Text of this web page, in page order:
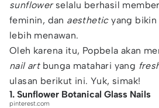
sunflowerselalu berhasil
feminin, dan aestheticyang bikin
lebih menawan.
Oleh karena itu, Popbela akan
nail artbunga matahari yang
ulasan berikut ini. Yuk, simak!
1. Sunflower Botanical Glass Nails
pinterest.com